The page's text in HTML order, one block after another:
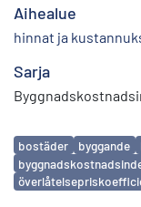
Aihealue
hinnat ja
Sarja
Avainsanat
bostäder byggande